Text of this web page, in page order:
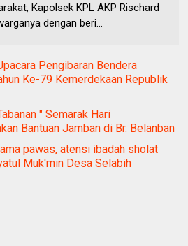
Kapolsek KPL AKP Rischard
dengan beri...
Pengibaran Bendera
Ke-79 Kemerdekaan Republik
" Semarak Hari
Bantuan Jamban di Br. Belanban
pawas, atensi ibadah sholat
Muk'min Desa Selabih